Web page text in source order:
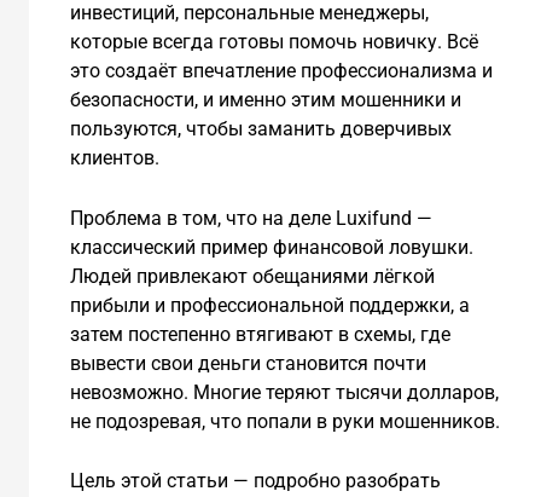
инвестиций, персональные менеджеры,
которые всегда готовы помочь новичку. Всё
это создаёт впечатление профессионализма и
безопасности, и именно этим мошенники и
пользуются, чтобы заманить доверчивых
клиентов.
Проблема в том, что на деле Luxifund —
классический пример финансовой ловушки.
Людей привлекают обещаниями лёгкой
прибыли и профессиональной поддержки, а
затем постепенно втягивают в схемы, где
вывести свои деньги становится почти
невозможно. Многие теряют тысячи долларов,
не подозревая, что попали в руки мошенников.
Цель этой статьи — подробно разобрать